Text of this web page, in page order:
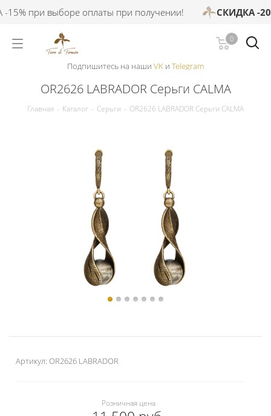
при выборе оплаты при получении! СКИДКА -20%
0
Подпишитесь на наши VK и Telegram
OR2626 LABRADOR Серьги CALMA
Главная - Каталог - Серьги - OR2626 LABRADOR Серьги CALMA
Артикул: OR2626 LABRADOR
Розничная цена